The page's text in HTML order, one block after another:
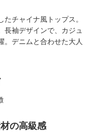
たチャイナ風トップス。
長袖デザインで、カジュ
。デニムと合わせた大人
の高級感